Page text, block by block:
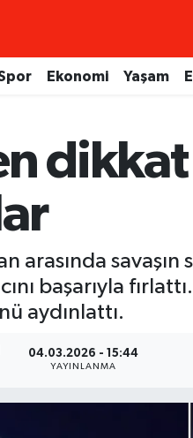
Ekonomi Yaşam
dikkat
arasında
başarıyla
aydınlattı.
04.03.2026 - 15:44
YAYINLANMA